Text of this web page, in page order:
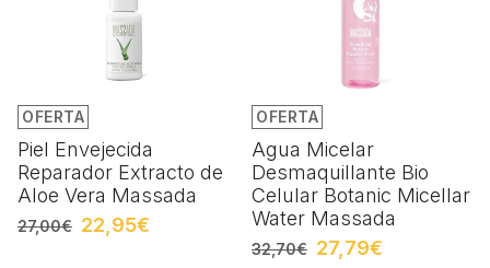
OFERTA
Piel Envejecida
Reparador Extracto de
Aloe Vera Massada
27,00€ 22,95€
OFERTA
Agua Micelar
Desmaquillante Bio
Celular Botanic Micellar
Water Massada
32,70€ 27,79€